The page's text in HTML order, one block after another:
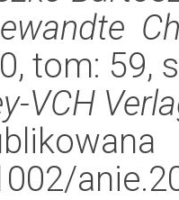
tom: 59,
VCH